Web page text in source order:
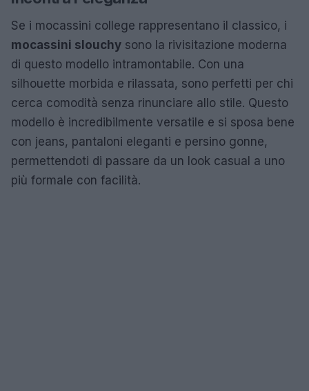
Se i mocassini college rappresentano il classico, i
mocassini slouchy sono la rivisitazione moderna
di questo modello intramontabile. Con una
silhouette morbida e rilassata, sono perfetti per chi
cerca comodità senza rinunciare allo stile. Questo
modello è incredibilmente versatile e si sposa bene
con jeans, pantaloni eleganti e persino gonne,
permettendoti di passare da un look casual a uno
più formale con facilità.